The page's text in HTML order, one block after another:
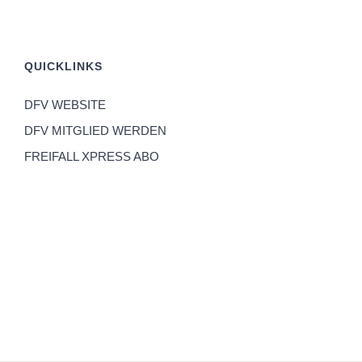
QUICKLINKS
DFV WEBSITE
DFV MITGLIED WERDEN
FREIFALL XPRESS ABO